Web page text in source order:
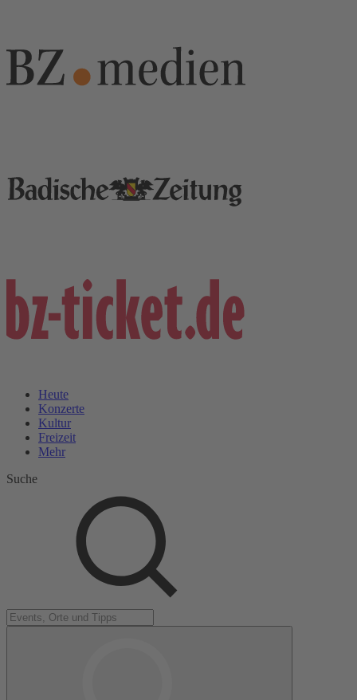
Heute
Konzerte
Kultur
Freizeit
Mehr
Suche